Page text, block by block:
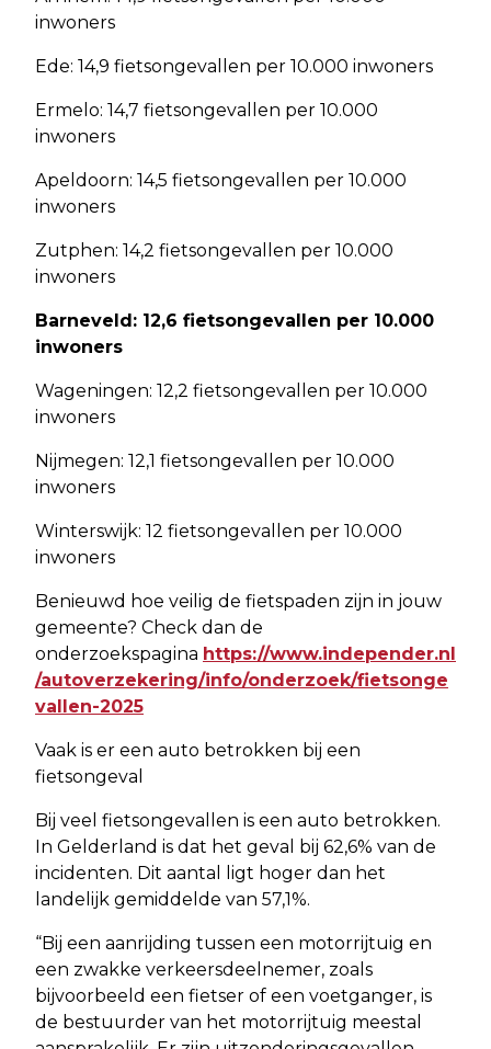
inwoners
Ede: 14,9 fietsongevallen per 10.000 inwoners
Ermelo: 14,7 fietsongevallen per 10.000
inwoners
Apeldoorn: 14,5 fietsongevallen per 10.000
inwoners
Zutphen: 14,2 fietsongevallen per 10.000
inwoners
Barneveld: 12,6 fietsongevallen per 10.000
inwoners
Wageningen: 12,2 fietsongevallen per 10.000
inwoners
Nijmegen: 12,1 fietsongevallen per 10.000
inwoners
Winterswijk: 12 fietsongevallen per 10.000
inwoners
Benieuwd hoe veilig de fietspaden zijn in jouw
gemeente? Check dan de
onderzoekspagina https://www.independer.nl
/autoverzekering/info/onderzoek/fietsonge
vallen-2025
Vaak is er een auto betrokken bij een
fietsongeval
Bij veel fietsongevallen is een auto betrokken.
In Gelderland is dat het geval bij 62,6% van de
incidenten. Dit aantal ligt hoger dan het
landelijk gemiddelde van 57,1%.
“Bij een aanrijding tussen een motorrijtuig en
een zwakke verkeersdeelnemer, zoals
bijvoorbeeld een fietser of een voetganger, is
de bestuurder van het motorrijtuig meestal